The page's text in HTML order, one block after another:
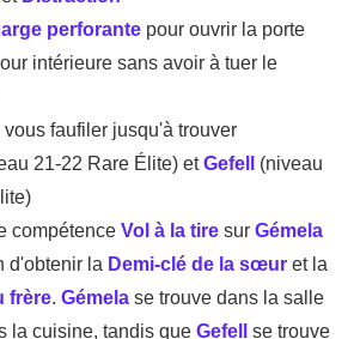
perforante pour ouvrir la porte
intérieure sans avoir à tuer le
faufiler jusqu'à trouver
21-22 Rare Élite) etGefell
(niveau
compétence Vol à la tire sur Gémela
d'obtenir la Demi-clé de la sœur et la
frère. Gémela se trouve dans la salle
la cuisine, tandis que Gefell
se trouve